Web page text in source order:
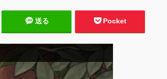
送る Pocket